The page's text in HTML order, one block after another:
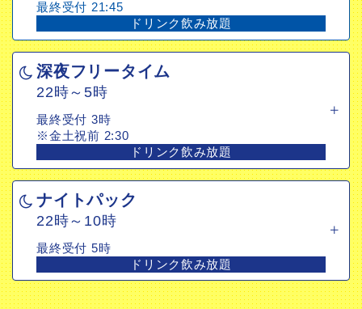
最終受付 21:45
ドリンク飲み放題
深夜フリータイム
22時～5時
最終受付 3時
※金土祝前 2:30
ドリンク飲み放題
ナイトパック
22時～10時
最終受付 5時
ドリンク飲み放題